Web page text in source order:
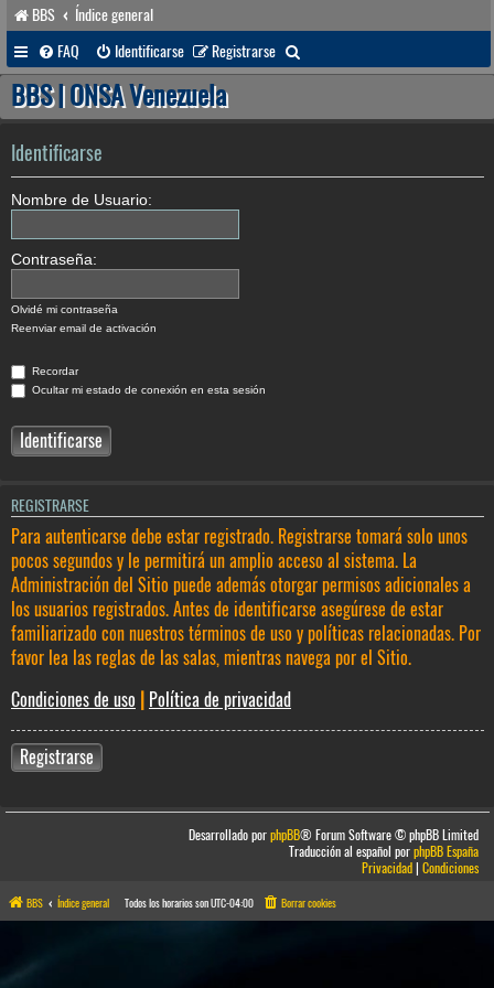
BBS
Índice general
FAQ
Identificarse Registrarse
u
a
BBS | ONSA Venezuela
Identificarse
Nombre de Usuario:
Contraseña:
Olvidé mi contraseña
Reenviar email de activación
Recordar
Ocultar mi estado de conexión en esta sesión
REGISTRARSE
Para autenticarse debe estar registrado. Registrarse tomará solo unos
pocos segundos y le permitirá un amplio acceso al sistema. La
Administración del Sitio puede además otorgar permisos adicionales a
los usuarios registrados. Antes de identificarse asegúrese de estar
familiarizado con nuestros términos de uso y políticas relacionadas. Por
favor lea las reglas de las salas, mientras navega por el Sitio.
Condiciones de uso
Política de privacidad
Registrarse
Desarrollado porphpBB® Forum Software © phpBB Limited
Traducción al español porphpBB España
Privacidad|Condiciones
BBS Índice general Todos los horarios sonUTC-04:00 Borrar cookies